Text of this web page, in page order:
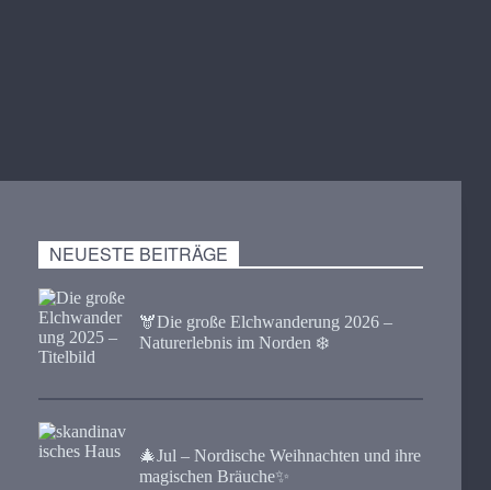
NEUESTE BEITRÄGE
🫎​Die große Elchwanderung 2026 –
Naturerlebnis im Norden ❄️
🎄Jul – Nordische Weihnachten und ihre
magischen Bräuche✨